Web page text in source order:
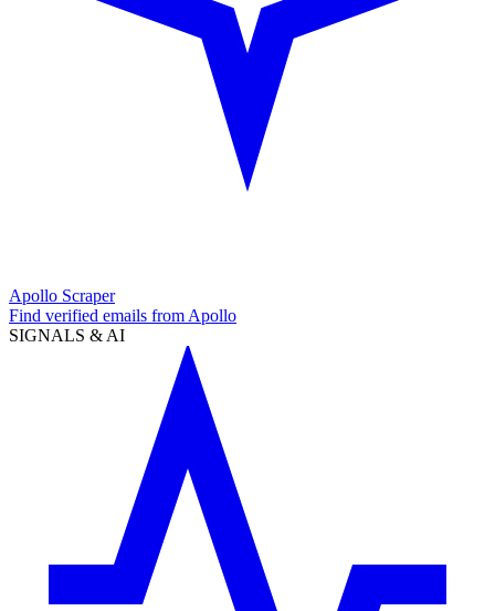
Apollo Scraper
Find verified emails from Apollo
SIGNALS & AI